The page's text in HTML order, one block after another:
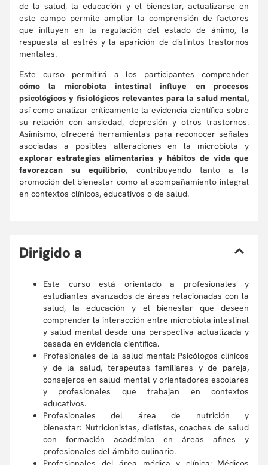
de la salud, la educación y el bienestar, actualizarse en
este campo permite ampliar la comprensión de factores
que influyen en la regulación del estado de ánimo, la
respuesta al estrés y la aparición de distintos trastornos
mentales.
Este curso permitirá a los participantes comprender
cómo la microbiota intestinal influye en procesos
psicológicos y fisiológicos relevantes para la salud mental,
así como analizar críticamente la evidencia científica sobre
su relación con ansiedad, depresión y otros trastornos.
Asimismo, ofrecerá herramientas para reconocer señales
asociadas a posibles alteraciones en la microbiota y
explorar estrategias alimentarias y hábitos de vida que
favorezcan su equilibrio, contribuyendo tanto a la
promoción del bienestar como al acompañamiento integral
en contextos clínicos, educativos o de salud.
Dirigido a
Este curso está orientado a profesionales y
estudiantes avanzados de áreas relacionadas con la
salud, la educación y el bienestar que deseen
comprender la interacción entre microbiota intestinal
y salud mental desde una perspectiva actualizada y
basada en evidencia científica.
Profesionales de la salud mental: Psicólogos clínicos
y de la salud, terapeutas familiares y de pareja,
consejeros en salud mental y orientadores escolares
y profesionales que trabajan en contextos
educativos.
Profesionales del área de nutrición y
bienestar: Nutricionistas, dietistas, coaches de salud
con formación académica en áreas afines y
profesionales del ámbito culinario.